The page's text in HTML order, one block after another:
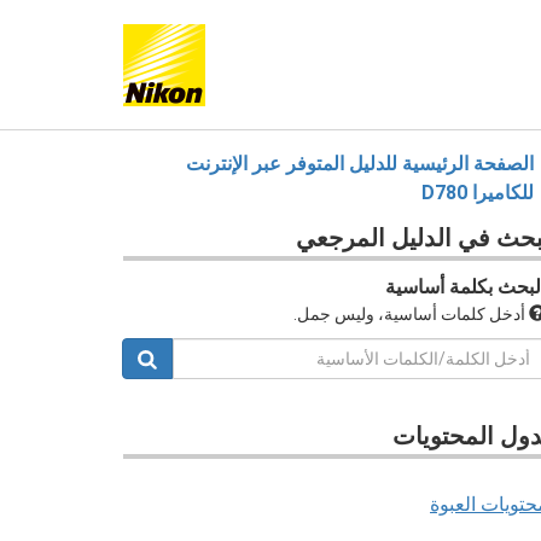
الصفحة الرئيسية للدليل المتوفر عبر الإنترنت
للكاميرا D780
في الدليل المرجعي
بكلمة أساسية
أدخل كلمات أساسية، وليس جمل.
المحتويات
العبوة